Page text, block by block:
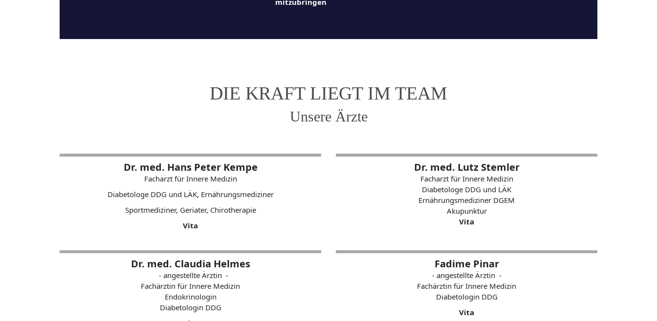
DIE KRAFT LIEGT IM TEAM
Unsere Ärzte
Dr. med. Hans Peter Kempe
Facharzt für Innere Medizin
Diabetologe DDG und LÄK, Ernährungsmediziner
Sportmediziner, Geriater, Chirotherapie
Vita
Dr. med. Lutz Stemler
Facharzt für Innere Medizin
Diabetologe DDG und LÄK
Ernährungsmediziner DGEM
Akupunktur
Vita
Dr. med. Claudia Helmes
- angestellte Ärztin -
Fachärztin für Innere Medizin
Endokrinologin
Diabetologin DDG
Fadime Pinar
- angestellte Ärztin -
Fachärztin für Innere Medizin
Diabetologin DDG
Vita